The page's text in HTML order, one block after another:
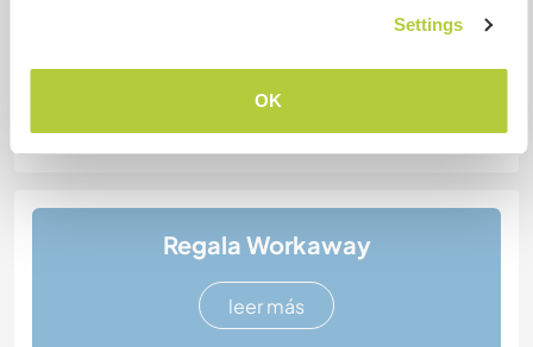
Settings
OK
Número de referencia de anfitrión: 385733925379
Seguridad Web
Regala Workaway
leer más